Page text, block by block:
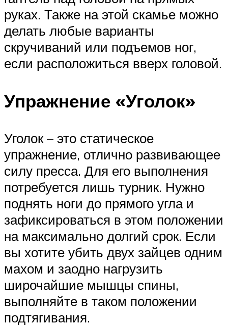
руках. Также на этой скамье можно
делать любые варианты
скручиваний или подъемов ног,
если расположиться вверх головой.
Упражнение «Уголок»
Уголок – это статическое
упражнение, отлично развивающее
силу пресса. Для его выполнения
потребуется лишь турник. Нужно
поднять ноги до прямого угла и
зафиксироваться в этом положении
на максимально долгий срок. Если
вы хотите убить двух зайцев одним
махом и заодно нагрузить
широчайшие мышцы спины,
выполняйте в таком положении
подтягивания.